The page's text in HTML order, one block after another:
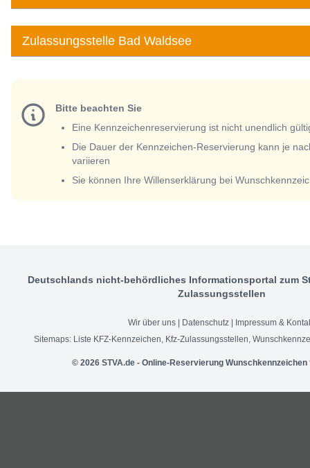
Zulassungsstelle Bad Waldsee
Bitte beachten Sie
Eine Kennzeichenreservierung ist nicht unendlich
Die Dauer der Kennzeichen-Reservierung kann je
variieren
Sie können Ihre Willenserklärung bei
Deutschlands nicht-behördliches Informationsportal zum
Zulassungsstellen
Wir über uns Datenschutz
Impressum &
Sitemaps: Liste KFZ-Kennzeichen, Kfz-Zulassungsstellen,
© 2026 STVA.de - Online-Reservierung